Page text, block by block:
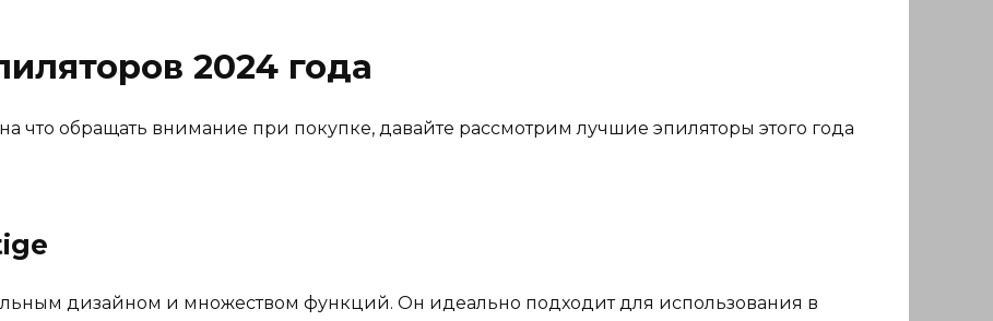
2024 года
что обращать внимание при покупке, давайте рассмотрим лучшие эпиляторы этого года
дизайном и множеством функций. Он идеально подходит для использования в